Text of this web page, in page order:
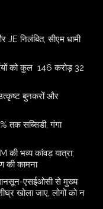
निलंबित, सीएम धामी
को कुल 146 करोड़ 32
उत्कृष्ट बुनकरों और
तक सब्सिडी, गंगा
की भव्य कांवड़ यात्रा;
की कामना
एसईओसी से मुख्य
खोला जाए, लोगों को न